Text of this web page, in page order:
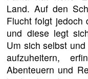
Land. Auf den
Flucht folgt jedoch
und diese legt
Um sich selbst
aufzuheitern,
Abenteuern und